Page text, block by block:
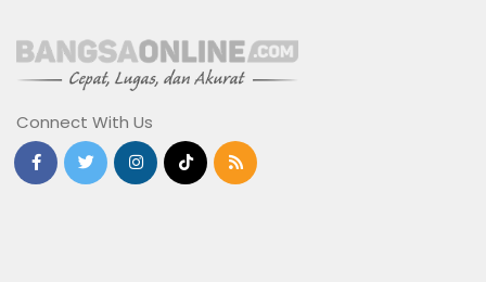
Connect With Us